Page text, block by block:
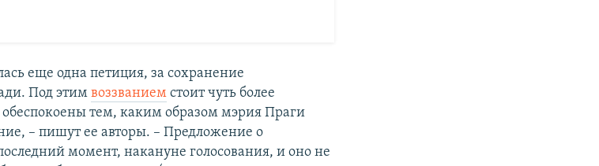
еще одна петиция, за сохранение
Под этимвоззванием стоит чуть более
тем, каким образом мэрия Праги
– пишут ее авторы. – Предложение о
момент, накануне голосования, и оно не